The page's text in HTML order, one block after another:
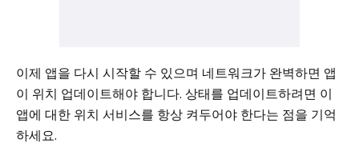
이제 앱을 다시 시작할 수 있으며 네트워크가 완벽하면 앱
이 위치 업데이트해야 합니다. 상태를 업데이트하려면 이
앱에 대한 위치 서비스를 항상 켜두어야 한다는 점을 기억
하세요.